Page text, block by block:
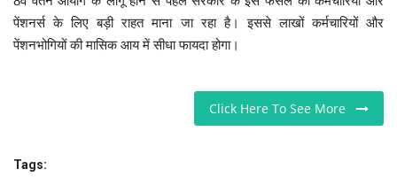
पेंशनर्स के लिए बड़ी राहत माना जा रहा है। इससे लाखों कर्मचारियों और
पेंशनभोगियों की मासिक आय में सीधा फायदा होगा।
Click Here To See More
Tags: